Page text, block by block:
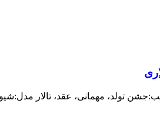
مهمانی، عقد، تالار مدل:شیواری تضمین